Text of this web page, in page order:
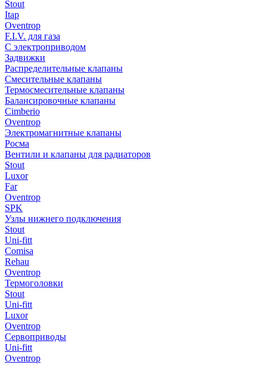
Stout
Itap
Oventrop
F.I.V. для газа
С электроприводом
Задвижки
Распределительные клапаны
Cмесительные клапаны
Термосмесительные клапаны
Балансировочные клапаны
Cimberio
Oventrop
Электромагнитные клапаны
Росма
Вентили и клапаны для радиаторов
Stout
Luxor
Far
Oventrop
SPK
Узлы нижнего подключения
Stout
Uni-fitt
Comisa
Rehau
Oventrop
Термоголовки
Stout
Uni-fitt
Luxor
Oventrop
Сервоприводы
Uni-fitt
Oventrop